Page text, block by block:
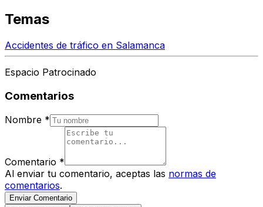
Temas
Accidentes de tráfico en Salamanca
Espacio Patrocinado
Comentarios
Nombre *
Comentario *
Al enviar tu comentario, aceptas las normas de
comentarios.
Enviar Comentario